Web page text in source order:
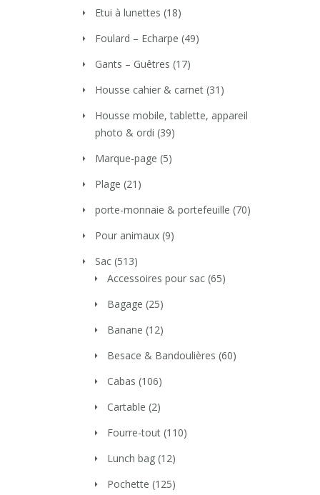
Etui à lunettes (18)
Foulard – Echarpe (49)
Gants – Guêtres (17)
Housse cahier & carnet (31)
Housse mobile, tablette, appareil
photo & ordi (39)
Marque-page (5)
Plage (21)
porte-monnaie & portefeuille (70)
Pour animaux (9)
Sac (513)
Accessoires pour sac (65)
Bagage (25)
Banane (12)
Besace & Bandoulières (60)
Cabas (106)
Cartable (2)
Fourre-tout (110)
Lunch bag (12)
Pochette (125)